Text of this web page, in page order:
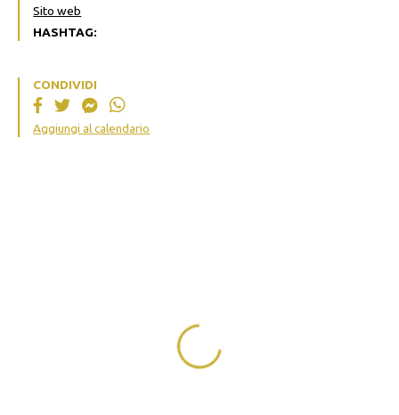
Sito web
HASHTAG:
CONDIVIDI
Aggiungi al calendario